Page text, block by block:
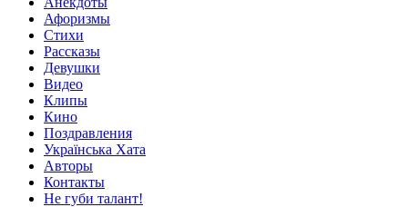
Афоризмы
Стихи
Рассказы
Девушки
Видео
Клипы
Кино
Поздравления
Українська Хата
Авторы
Контакты
Не губи талант!